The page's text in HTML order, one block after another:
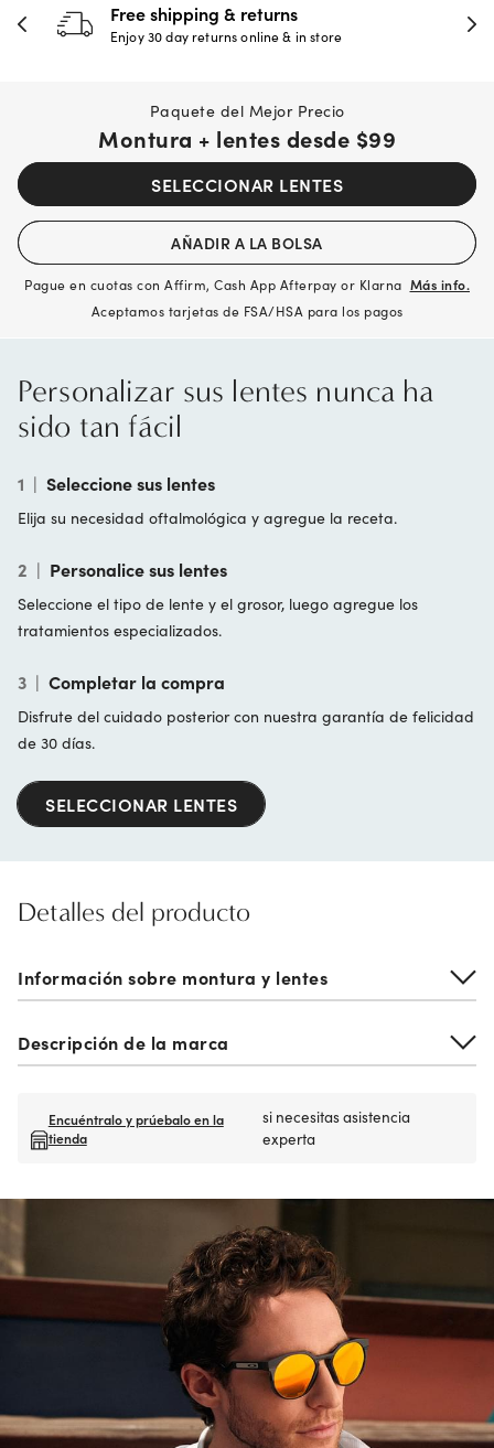
Free shipping & returns
Enjoy 30 day returns online & in store
Paquete del Mejor Precio
Montura + lentes desde $99
SELECCIONAR LENTES
AÑADIR A LA BOLSA
Pague en cuotas con Affirm, Cash App Afterpay or Klarna Más info.
Aceptamos tarjetas de FSA/HSA para los pagos
Personalizar sus lentes nunca ha
sido tan fácil
1 | Seleccione sus lentes
Elija su necesidad oftalmológica y agregue la receta.
2 | Personalice sus lentes
Seleccione el tipo de lente y el grosor, luego agregue los
tratamientos especializados.
3 | Completar la compra
Disfrute del cuidado posterior con nuestra garantía de felicidad
de 30 días.
SELECCIONAR LENTES
Detalles del producto
Información sobre montura y lentes
Descripción de la marca
Encuéntralo y prúebalo en la
tienda
si necesitas asistencia
experta